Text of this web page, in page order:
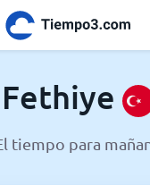
Fethiye
tiempo para